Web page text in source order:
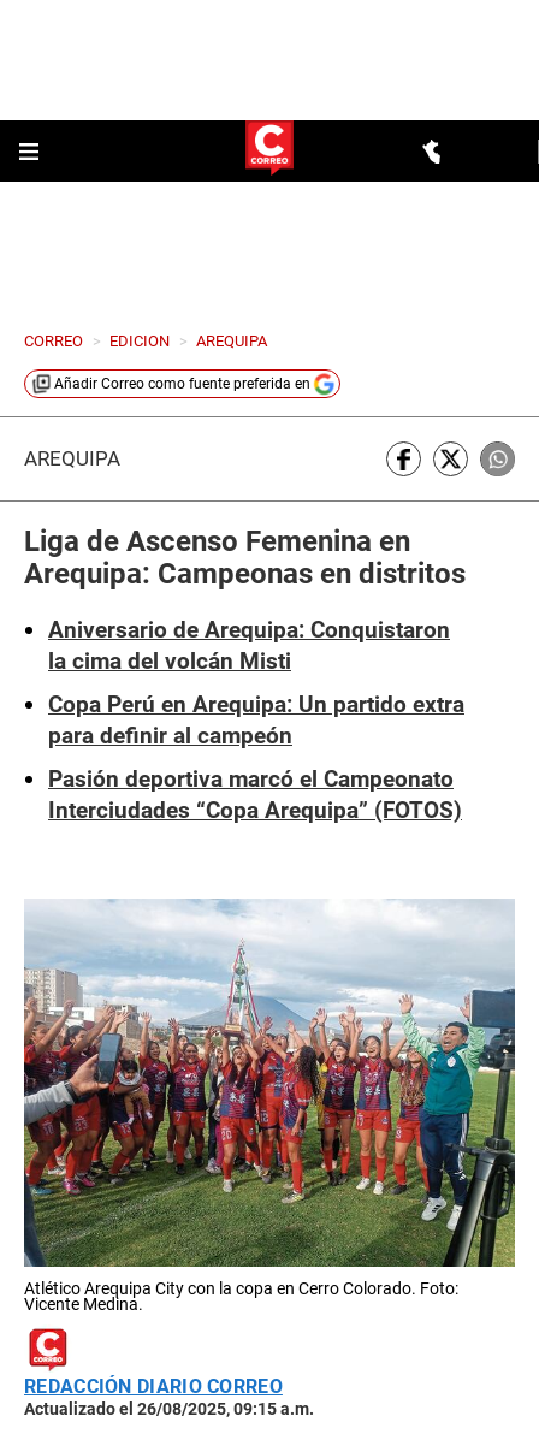
CORREO > EDICION > AREQUIPA
Añadir Correo como fuente preferida en
AREQUIPA
Liga de Ascenso Femenina en
Arequipa: Campeonas en distritos
Aniversario de Arequipa: Conquistaron
la cima del volcán Misti
Copa Perú en Arequipa: Un partido extra
para definir al campeón
Pasión deportiva marcó el Campeonato
Interciudades “Copa Arequipa” (FOTOS)
Atlético Arequipa City con la copa en Cerro Colorado. Foto:
Vicente Medina.
REDACCIÓN DIARIO CORREO
Actualizado el 26/08/2025, 09:15 a.m.